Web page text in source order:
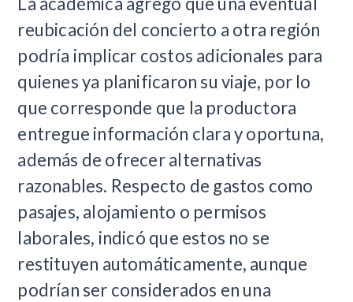
reubicación del concierto a otra región
podría implicar costos adicionales para
quienes ya planificaron su viaje, por lo
que corresponde que la productora
entregue información clara y oportuna,
además de ofrecer alternativas
razonables. Respecto de gastos como
pasajes, alojamiento o permisos
laborales, indicó que estos no se
restituyen automáticamente, aunque
podrían ser considerados en una